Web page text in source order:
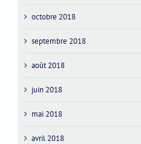
octobre 2018
septembre 2018
août 2018
juin 2018
mai 2018
avril 2018